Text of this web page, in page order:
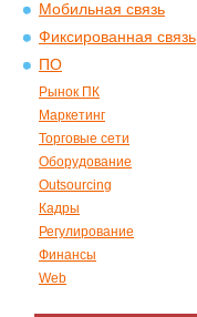
Мобильная связь
Фиксированная связь
ПО
Рынок ПК
Маркетинг
Торговые сети
Оборудование
Outsourcing
Кадры
Регулирование
Финансы
Web